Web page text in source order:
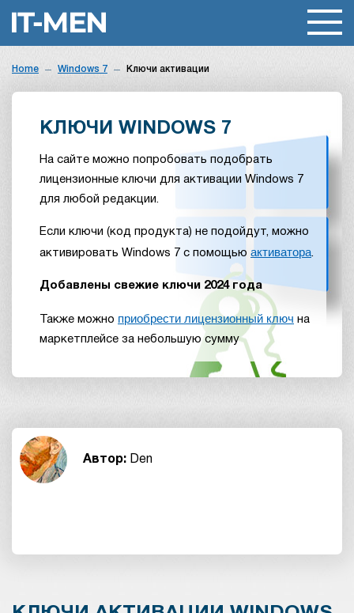
Home Windows 7 Ключи активации
КЛЮЧИ WINDOWS 7
На сайте можно попробовать подобрать
лицензионные ключи для активации Windows 7
для любой редакции.
Если ключи (код продукта) не подойдут, можно
активировать Windows 7 с помощью активатора.
Добавлены свежие ключи 2024 года
Также можно приобрести лицензионный ключ на
маркетплейсе за небольшую сумму
Автор: Den